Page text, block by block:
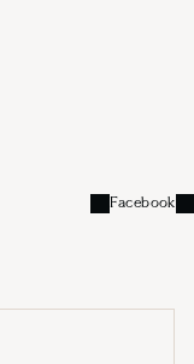
Facebook
外部リンク 外